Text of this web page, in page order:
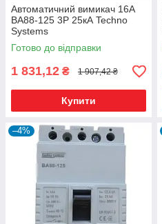
Автоматичний вимикач 16А
ВА88-125 3Р 25кА Techno
Systems
Готово до відправки
1 831,12 ₴ 1 907,42 ₴
Купити
–4%